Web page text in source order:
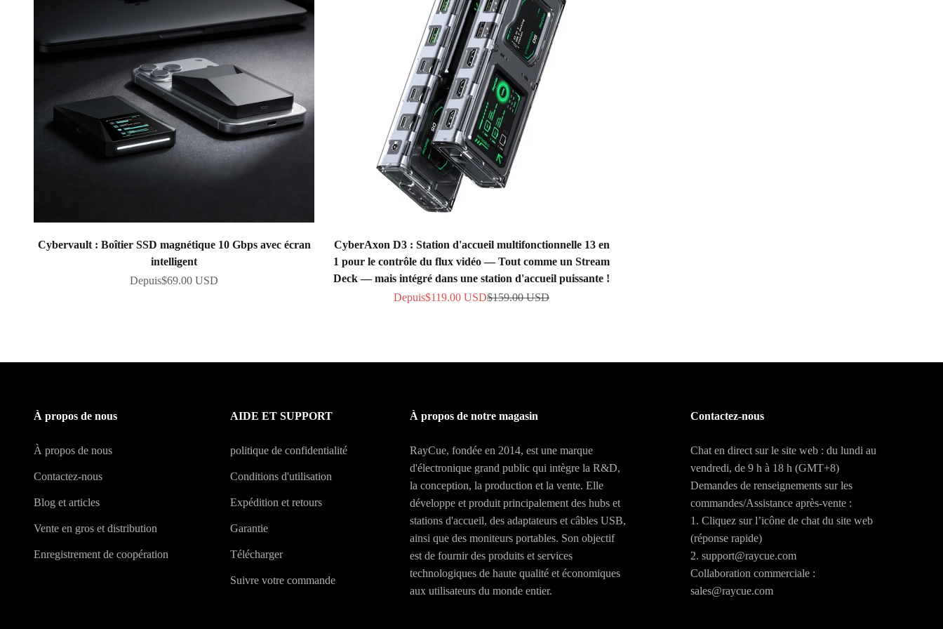
Cybervault : Boîtier SSD magnétique 10 Gbps avec écran
intelligent
Prix de vente
Depuis$69.00 USD
CyberAxon D3 : Station d'accueil multifonctionnelle 13 en
1 pour le contrôle du flux vidéo — Tout comme un Stream
Deck — mais intégré dans une station d'accueil puissante !
Prix de vente
Depuis$119.00 USDPrix normal
$159.00 USD
À propos de nous
À propos de nous
Contactez-nous
Blog et articles
Vente en gros et distribution
Enregistrement de coopération
AIDE ET SUPPORT
politique de confidentialité
Conditions d'utilisation
Expédition et retours
Garantie
Télécharger
Suivre votre commande
À propos de notre magasin
RayCue, fondée en 2014, est une marque
d'électronique grand public qui intègre la R&D,
la conception, la production et la vente. Elle
développe et produit principalement des hubs et
stations d'accueil, des adaptateurs et câbles USB,
ainsi que des moniteurs portables. Son objectif
est de fournir des produits et services
technologiques de haute qualité et économiques
aux utilisateurs du monde entier.
Contactez-nous
Chat en direct sur le site web : du lundi au
vendredi, de 9 h à 18 h (GMT+8)
Demandes de renseignements sur les
commandes/Assistance après-vente :
1. Cliquez sur l’icône de chat du site web
(réponse rapide)
2. support@raycue.com
Collaboration commerciale :
sales@raycue.com